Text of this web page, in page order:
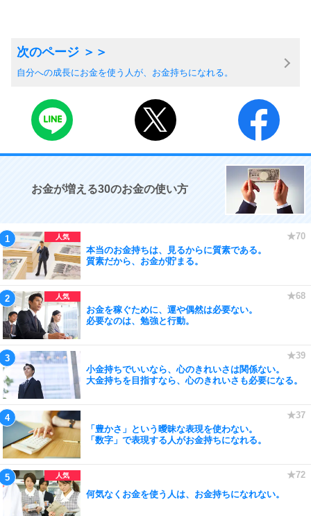
自分への成長にお金を使う人が、お金持ちになれる。
お金が増える30のお金の使い方
本当のお金持ちは、見るからに質素である。
質素だから、お金が貯まる。
お金を稼ぐために、運や偶然は必要ない。
必要なのは、勉強と行動。
小金持ちでいいなら、心のきれいさは関係ない。
大金持ちを目指すなら、心のきれいさも必要になる。
「豊かさ」という曖昧な表現を使わない。
「数字」で表現する人がお金持ちになれる。
何気なくお金を使う人は、お金持ちになれない。